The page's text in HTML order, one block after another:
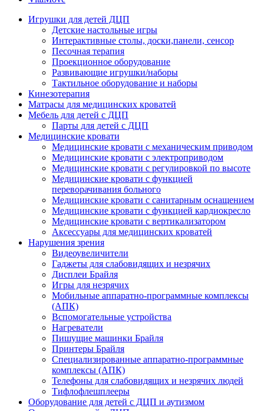
Игрушки для детей ДЦП
Детские настольные игры
Интерактивные столы, доски,панели, сенсор
Песочная терапия
Проекционное оборудование
Развивающие игрушки/наборы
Тактильное оборудование и наборы
Кинезотерапия
Матрасы для медицинских кроватей
Мебель для детей с ДЦП
Парты для детей с ДЦП
Медицинские кровати
Медицинские кровати с механическим приводом
Медицинские кровати с электроприводом
Медицинские кровати с регулировкой по высоте
Медицинские кровати с функцией
переворачивания больного
Медицинские кровати с санитарным оснащением
Медицинские кровати с функцией кардиокресло
Медицинские кровати с вертикализатором
Аксессуары для медицинских кроватей
Нарушения зрения
Видеоувеличители
Гаджеты для слабовидящих и незрячих
Дисплеи Брайля
Игры для незрячих
Мобильные аппаратно-программные комплексы
(АПК)
Вспомогательные устройства
Нагреватели
Пишущие машинки Брайля
Принтеры Брайля
Специализированные аппаратно-программные
комплексы (АПК)
Телефоны для слабовидящих и незрячих людей
Тифлофлешплееры
Оборудование для детей с ДЦП и аутизмом